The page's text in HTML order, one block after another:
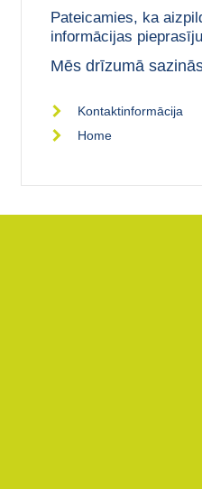
Pateicamies, ka
informācijas
Mēs drīzumā
Kontaktinformācija
Home